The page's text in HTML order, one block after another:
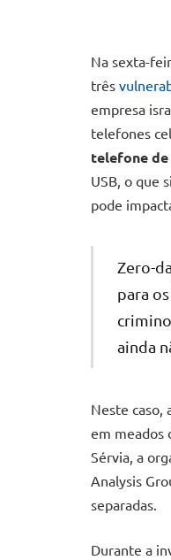
Na sexta-
três
empresa
telefones
telefone
USB, o que
pode
Zero-
para
ainda
Neste caso,
em meados
Sérvia, a
Analysis
separadas.
Durante a